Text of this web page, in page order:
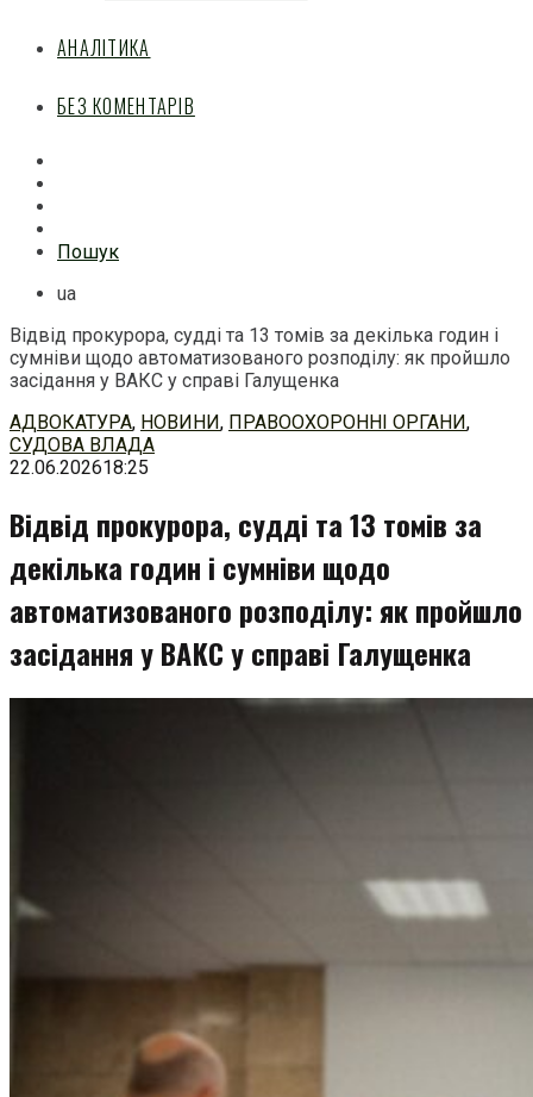
АНАЛІТИКА
БЕЗ КОМЕНТАРІВ
Пошук
ua
Відвід прокурора, судді та 13 томів за декілька годин і
сумніви щодо автоматизованого розподілу: як пройшло
засідання у ВАКС у справі Галущенка
Перейти
до
змісту
АДВОКАТУРА, НОВИНИ, ПРАВООХОРОННІ ОРГАНИ,
СУДОВА ВЛАДА
22.06.202618:25
Відвід прокурора, судді та 13 томів за
декілька годин і сумніви щодо
автоматизованого розподілу: як пройшло
засідання у ВАКС у справі Галущенка